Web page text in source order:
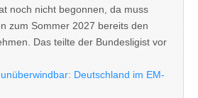
noch nicht begonnen, da muss
zum Sommer 2027 bereits den
Das teilte der Bundesligist vor
Deutschland im EM-